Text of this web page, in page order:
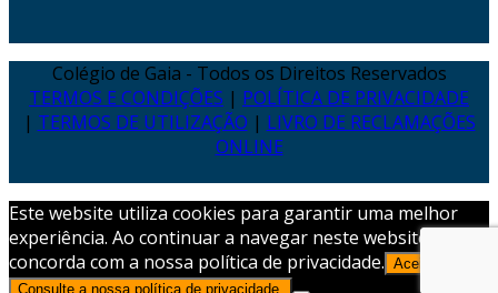
Colégio de Gaia - Todos os Direitos Reservados
TERMOS E CONDIÇÕES | POLÍTICA DE PRIVACIDADE
| TERMOS DE UTILIZAÇÃO | LIVRO DE RECLAMAÇÕES
ONLINE
Este website utiliza cookies para garantir uma melhor
experiência. Ao continuar a navegar neste website,
concorda com a nossa política de privacidade. Aceitar
Consulte a nossa política de privacidade.